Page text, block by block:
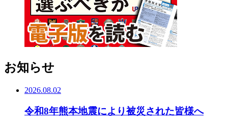
お知らせ
2026.08.02
令和8年熊本地震により被災された皆様へ